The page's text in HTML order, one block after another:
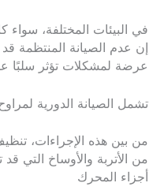
في البيئات المختلفة، سواء
إن عدم الصيانة المنتظمة قد
عرضة لمشكلات تؤثر سلبًا
تشمل الصيانة الدورية
من بين هذه الإجراءات،
من الأتربة والأوساخ التي
أجزاء المحرك